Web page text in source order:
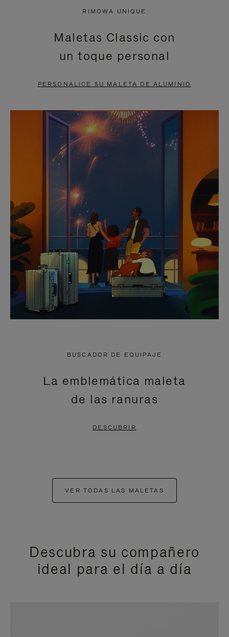
PAUSADO,
PULSE
PARA
ESTÁ
DESACTIVADO:
PULSE
ACTIVARLO.
RIMOWA UNIQUE
Maletas Classic con
un toque personal
PERSONALICE SU MALETA DE ALUMINIO
BUSCADOR DE EQUIPAJE
La emblemática maleta
de las ranuras
DESCUBRIR
VER TODAS LAS MALETAS
Descubra su compañero
ideal para el día a día